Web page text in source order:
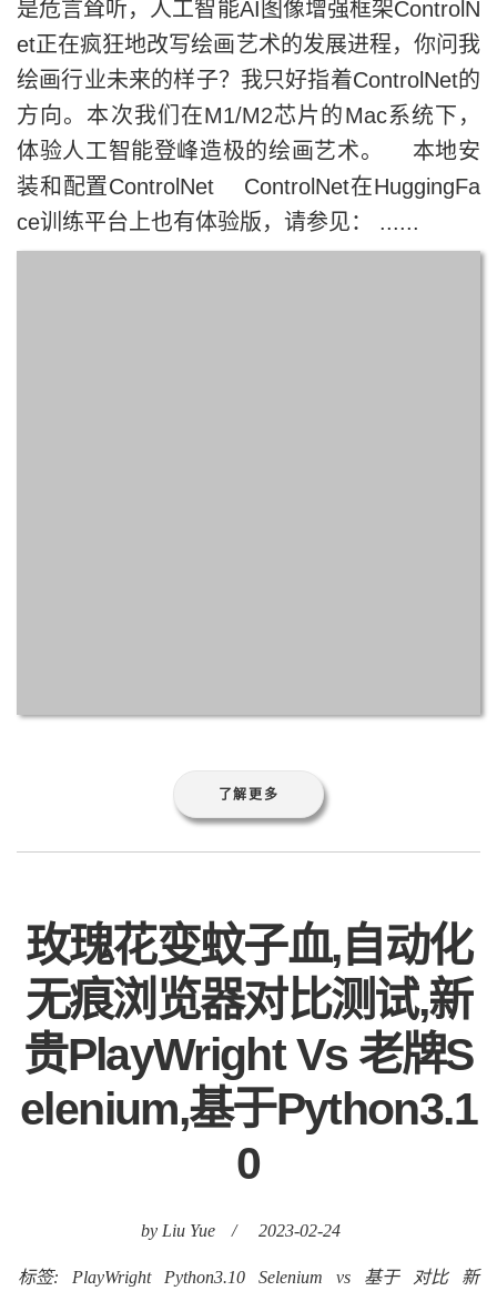
是危言耸听，人工智能AI图像增强框架ControlN
et正在疯狂地改写绘画艺术的发展进程，你问我
绘画行业未来的样子？我只好指着ControlNet的
方向。本次我们在M1/M2芯片的Mac系统下，
体验人工智能登峰造极的绘画艺术。 本地安
装和配置ControlNet ControlNet在HuggingFa
ce训练平台上也有体验版，请参见： ......
了解更多
玫瑰花变蚊子血,自动化
无痕浏览器对比测试,新
贵PlayWright Vs 老牌S
elenium,基于Python3.1
0
by Liu Yue / 2023-02-24
标签: PlayWright Python3.10 Selenium vs 基于 对比
新